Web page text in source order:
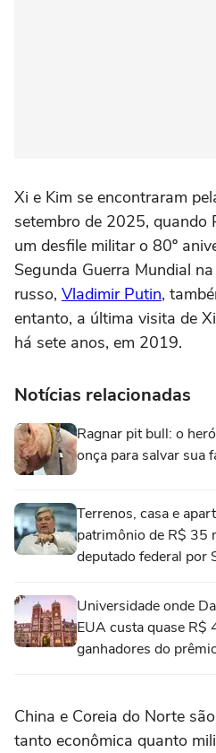
Xi e Kim se encontraram
setembro de 2025, quando
um desfile militar o 80º
Segunda Guerra Mundial
russo, Vladimir Putin,
entanto, a última visita de
há sete anos, em 2019.
Notícias relacionadas
Ragnar pit bull: o
onça para salvar sua
Terrenos, casa e
patrimônio de R$ 35
deputado federal por
Universidade onde
EUA custa quase R$
ganhadores do
China e Coreia do Norte
tanto econômica quanto